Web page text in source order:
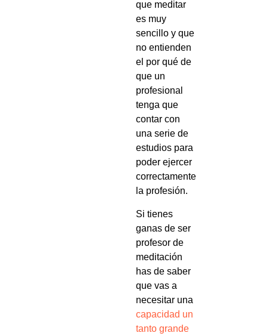
que meditar
es muy
sencillo y que
no entienden
el por qué de
que un
profesional
tenga que
contar con
una serie de
estudios para
poder ejercer
correctamente
la profesión.
Si tienes
ganas de ser
profesor de
meditación
has de saber
que vas a
necesitar una
capacidad un
tanto grande